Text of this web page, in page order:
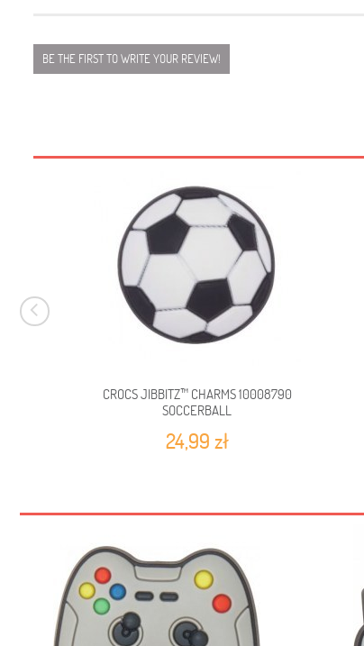
BE THE FIRST TO WRITE YOUR REVIEW!
CROCS JIBBITZ™ CHARMS 10008790
SOCCERBALL
24,99 zł